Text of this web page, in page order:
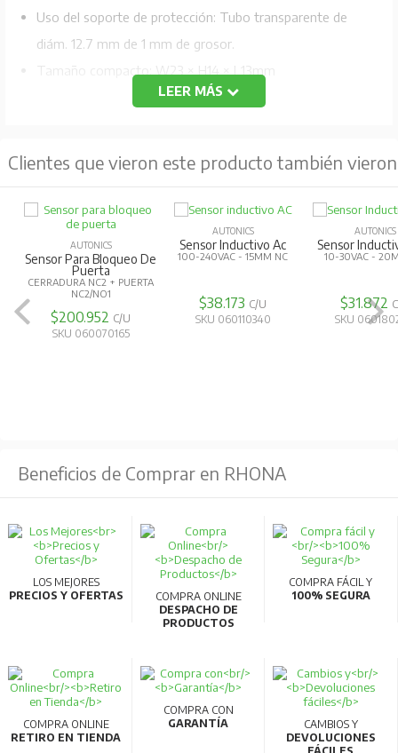
Uso del soporte de protección: Tubo transparente de
diám. 12.7 mm de 1 mm de grosor.
Tamaño compacto: W23 × H14 × L13mm
Alimentación: 12-24 VDC
Salida NPN a colector abierto
Grado de protección: IP64
Light ON
LEER MÁS
Clientes que vieron este producto también vieron
AUTONICS
Sensor Inductivo Pnp
10-30VAC - 20MM NO
$31.872
SKU 060180240
AUTONICS
Sensor Color Luz Pnp
12-24V - 15 MM - RGB
$276.224C/U
SKU 060010420
AUTONICS
Termocupla
$29.708
Beneficios de Comprar en RHONA
LOS MEJORES
PRECIOS Y OFERTAS
COMPRA ONLINE
DESPACHO DE
PRODUCTOS
COMPRA FÁCIL Y
100% SEGURA
COMPRA ONLINE
RETIRO EN TIENDA
COMPRA CON
GARANTÍA
CAMBIOS Y
DEVOLUCIONES